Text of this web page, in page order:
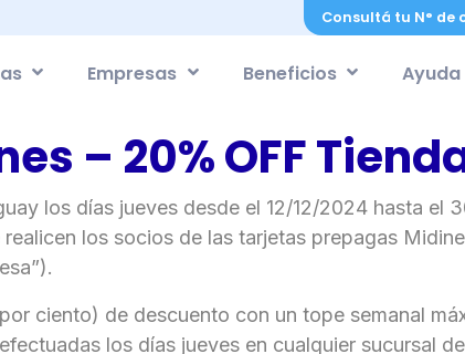
Consultá tu N° de
Empresas Beneficios Ayuda
– 20% OFF
los días jueves desde el 12/12/2024 hasta el
los socios de las tarjetas prepagas
ciento) de descuento con un tope semanal
los días jueves en cualquier sucursal